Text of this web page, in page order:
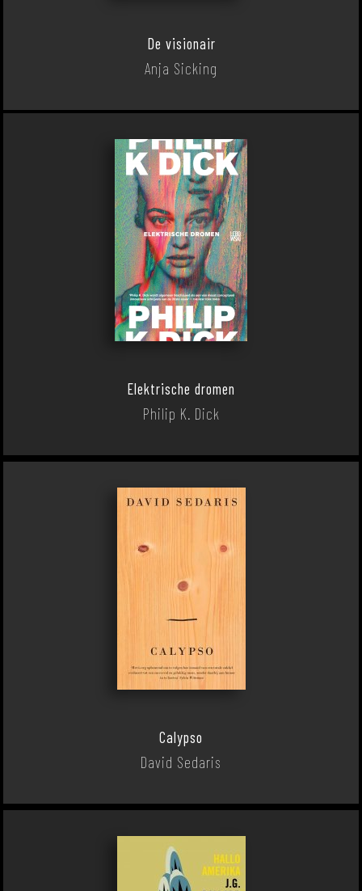
De visionair
Anja Sicking
Elektrische dromen
Philip K. Dick
Calypso
David Sedaris